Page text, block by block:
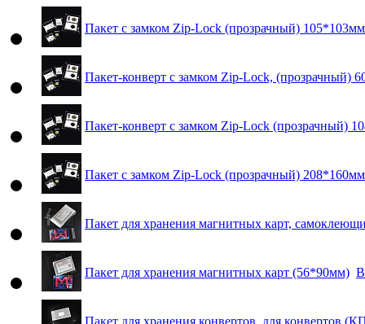
Пакет с замком Zip-Lock (прозрачный) 105*103мм
Пакет-конверт с замком Zip-Lock, (прозрачный)
Пакет-конверт с замком Zip-Lock (прозрачный)
Пакет с замком Zip-Lock (прозрачный) 208*160мм
Пакет для хранения магнитных карт,
Пакет для хранения магнитных карт (56*90мм) В
Пакет для хранения конвертов, для конвертов